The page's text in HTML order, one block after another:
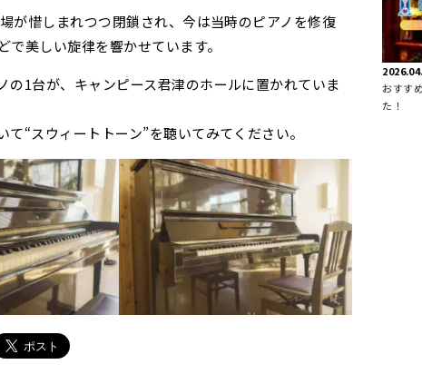
が惜しまれつつ閉鎖され、今は当時のピアノを修復
で美しい旋律を響かせています。
の1台が、キャンピース君津のホールに置かれていま
て“スウィートトーン”を聴いてみてください。
おすす
た！